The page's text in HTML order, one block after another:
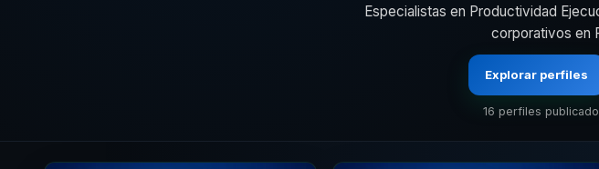
Especialistas en Productividad
corporativos en
Explorar perfiles
16 perfiles